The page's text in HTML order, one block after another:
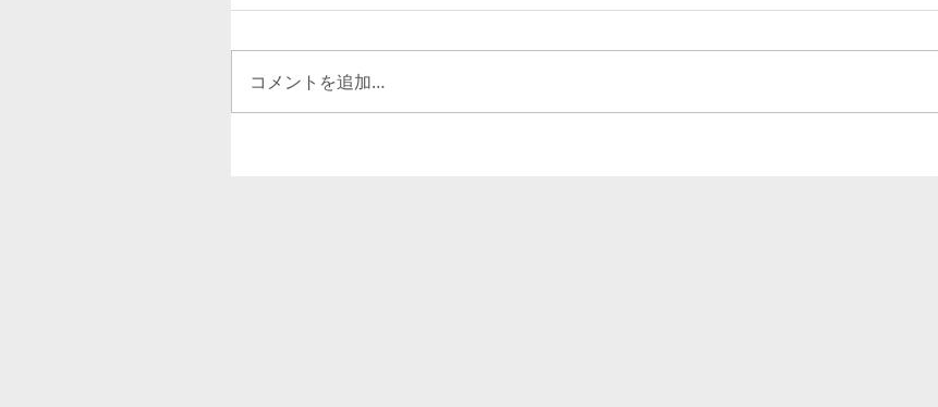
コメントを追加…